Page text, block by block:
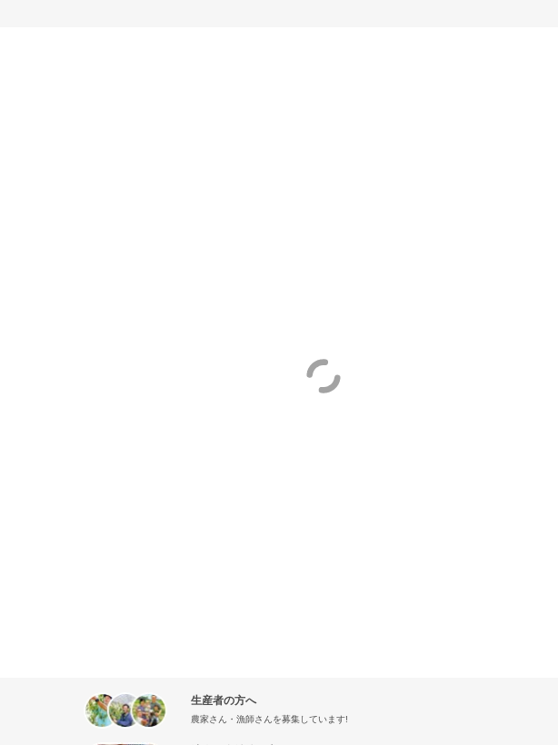
生産者の方へ
農家さん・漁師さんを募集しています!